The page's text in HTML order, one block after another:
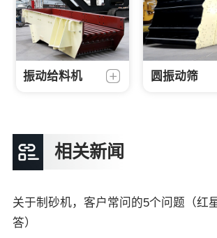
振动给料机 圆振动筛
相关新闻
关于制砂机，客户常问的5个问题（红
答）